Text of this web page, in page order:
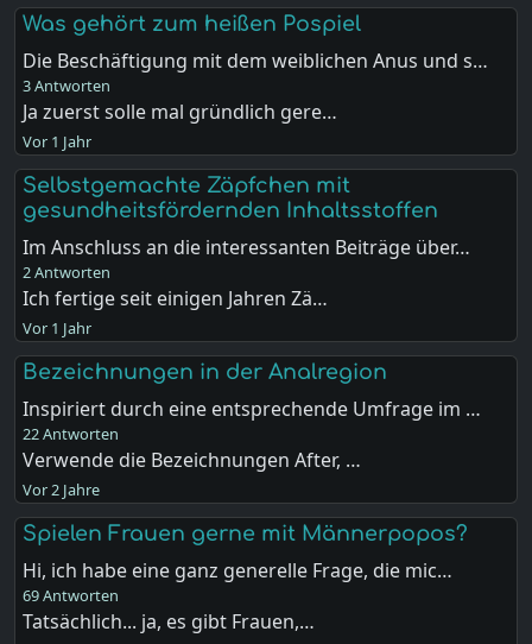
Was gehört zum heißen Pospiel
Die Beschäftigung mit dem weiblichen Anus und s…
3 Antworten
Ja zuerst solle mal gründlich gere…
Vor 1 Jahr
Selbstgemachte Zäpfchen mit
gesundheitsfördernden Inhaltsstoffen
Im Anschluss an die interessanten Beiträge über…
2 Antworten
Ich fertige seit einigen Jahren Zä…
Vor 1 Jahr
Bezeichnungen in der Analregion
Inspiriert durch eine entsprechende Umfrage im …
22 Antworten
Verwende die Bezeichnungen After, …
Vor 2 Jahre
Spielen Frauen gerne mit Männerpopos?
Hi, ich habe eine ganz generelle Frage, die mic…
69 Antworten
Tatsächlich... ja, es gibt Frauen,…